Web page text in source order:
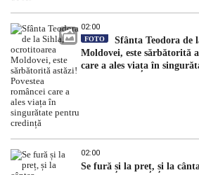
02:00
FOTO
Sfânta Teodora de
Moldovei, este sărbătorită
care a ales viața în
02:00
Se fură și la preț, și la